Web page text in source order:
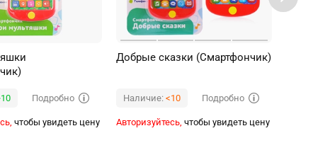
Подробно
чтобы увидеть цену
Добрые сказки (Смартфончик)
Наличие: <10 Подробно
Авторизуйтесь, чтобы увидеть цену